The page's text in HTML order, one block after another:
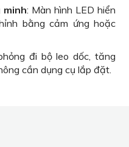
minh: Màn hình LED hiển
bằng cảm ứng hoặc
đi bộ leo dốc, tăng
cần dụng cụ lắp đặt.